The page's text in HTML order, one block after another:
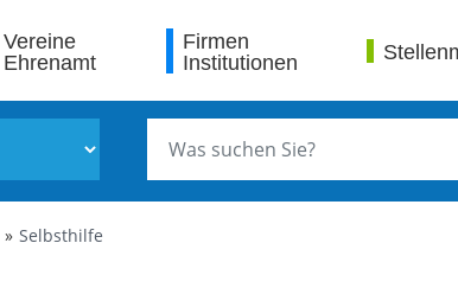
Vereine
Ehrenamt
Firmen
Institutionen
Selbsthilfe